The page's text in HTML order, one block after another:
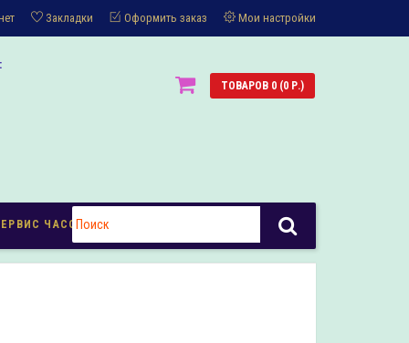
Закладки Оформить заказ Мои настройки
ТОВАРОВ 0 (0 Р.)
ЧАСОВ